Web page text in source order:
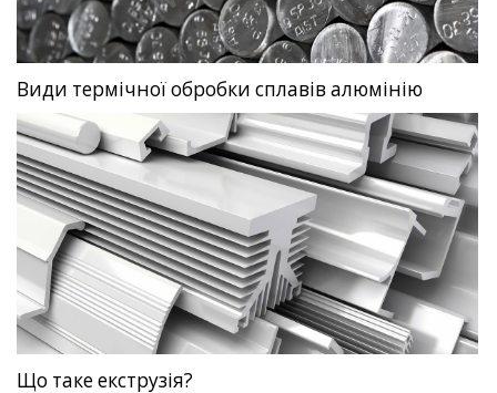
Види термічної обробки сплавів алюмінію
Що таке екструзія?